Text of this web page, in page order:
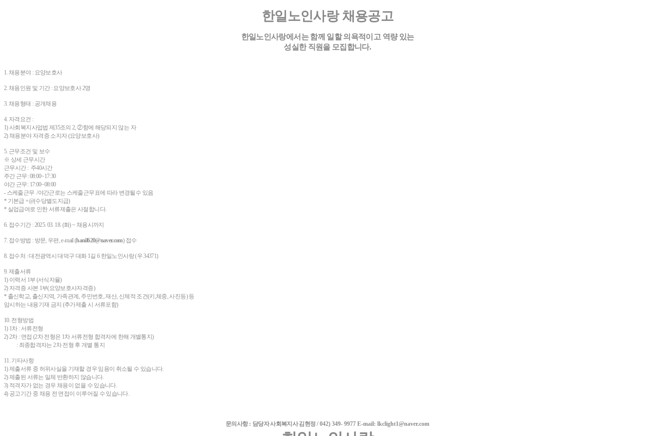
한일노인사랑 채용공고
한일노인사랑에서는 함께 일할 의욕적이고 역량 있는
성실한 직원을 모집합니다.
1. 채용분야 : 요양보호사
2. 채용인원 및 기간 : 요양보호사 2명
3. 채용형태 : 공개채용
4. 자격요건 :
1) 사회복지사업법 제35조의 2, ②항에 해당되지 않는 자
2) 채용분야 자격증 소지자 (요양보호사)
5. 근무조건 및 보수
※ 상세 근무시간
근무시간 : 주40시간
주간 근무: 08:00~17:30
야간 근무: 17:00~08:00
- 스케줄근무 /야간근로는 스케줄근무표에 따라 변경될수 있음
* 기본급 +@(수당별도지급)
* 실업급여로 인한 서류제출은 사절합니다.
6. 접수기간 : 2025. 03. 18. (화) ~ 채용시까지
7. 접수방법 : 방문, 우편, e-mail (hanil620@naver.com) 접수
8. 접수처 : 대전광역시 대덕구 대화 1길 6 한일노인사랑 (우 34371)
9. 제출서류
1) 이력서 1부 (서식자율)
2) 자격증 사본 1부(요양보호사자격증)
* 출신학교, 출신지역, 가족관계, 주민번호, 재산, 신체적 조건(키,체중, 사진등) 등
암시하는 내용기재 금지 (추가제출 시 서류포함)
10. 전형방법
1) 1차 : 서류전형
2) 2차 : 면접 (2차 전형은 1차 서류전형 합격자에 한해 개별통지)
: 최종합격자는 2차 전형 후 개별 통지
11. 기타사항
1) 제출서류 중 허위사실을 기재할 경우 임용이 취소될 수 있습니다.
2) 제출된 서류는 일체 반환하지 않습니다.
3) 적격자가 없는 경우 채용이 없을 수 있습니다.
4) 공고기간 중 채용 전 면접이 이루어질 수 있습니다.
문의사항: 담당자 사회복지사 김현정 / 042) 349- 9977 E-mail: lkclight1@naver.com